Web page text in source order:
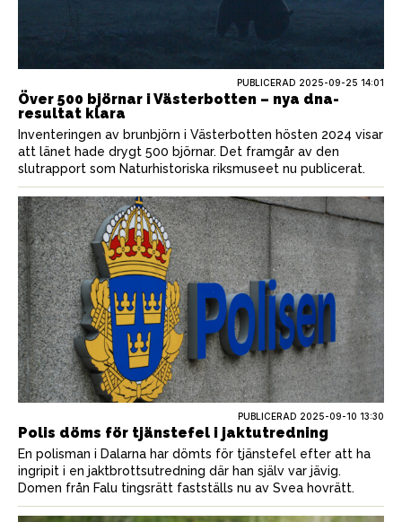
PUBLICERAD 2025-09-25 14:01
Över 500 björnar i Västerbotten – nya dna-
resultat klara
Inventeringen av brunbjörn i Västerbotten hösten 2024 visar
att länet hade drygt 500 björnar. Det framgår av den
slutrapport som Naturhistoriska riksmuseet nu publicerat.
PUBLICERAD 2025-09-10 13:30
Polis döms för tjänstefel i jaktutredning
En polisman i Dalarna har dömts för tjänstefel efter att ha
ingripit i en jaktbrottsutredning där han själv var jävig.
Domen från Falu tingsrätt fastställs nu av Svea hovrätt.